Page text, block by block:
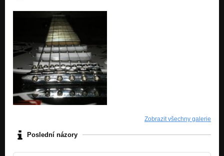
Zobrazit všechny galerie
Poslední názory